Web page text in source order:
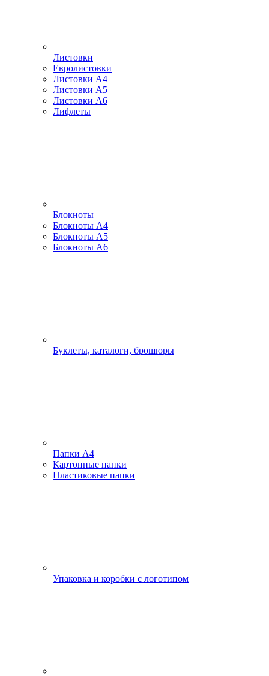
Листовки
Евролистовки
Листовки А4
Листовки А5
Листовки А6
Лифлеты
Блокноты
Блокноты А4
Блокноты А5
Блокноты А6
Буклеты, каталоги, брошюры
Папки А4
Картонные папки
Пластиковые папки
Упаковка и коробки с логотипом